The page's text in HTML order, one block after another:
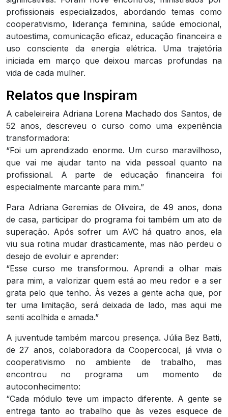
profissionais especializados, abordando temas como
cooperativismo, liderança feminina, saúde emocional,
autoestima, comunicação eficaz, educação financeira e
uso consciente da energia elétrica. Uma trajetória
iniciada em março que deixou marcas profundas na
vida de cada mulher.
Relatos que Inspiram
A cabeleireira Adriana Lorena Machado dos Santos, de
52 anos, descreveu o curso como uma experiência
transformadora:
“Foi um aprendizado enorme. Um curso maravilhoso,
que vai me ajudar tanto na vida pessoal quanto na
profissional. A parte de educação financeira foi
especialmente marcante para mim.”
Para Adriana Geremias de Oliveira, de 49 anos, dona
de casa, participar do programa foi também um ato de
superação. Após sofrer um AVC há quatro anos, ela
viu sua rotina mudar drasticamente, mas não perdeu o
desejo de evoluir e aprender:
“Esse curso me transformou. Aprendi a olhar mais
para mim, a valorizar quem está ao meu redor e a ser
grata pelo que tenho. Às vezes a gente acha que, por
ter uma limitação, será deixada de lado, mas aqui me
senti acolhida e amada.”
A juventude também marcou presença. Júlia Bez Batti,
de 27 anos, colaboradora da Coopercocal, já vivia o
cooperativismo no ambiente de trabalho, mas
encontrou no programa um momento de
autoconhecimento:
“Cada módulo teve um impacto diferente. A gente se
entrega tanto ao trabalho que às vezes esquece de